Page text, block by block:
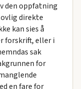
den oppfatning
direkte
kan sies å
forskrift, eller i
sak
for
en fare for